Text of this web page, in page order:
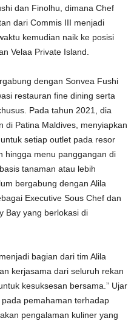
dan Finolhu, dimana Chef
dari Commis III menjadi
kemudian naik ke posisi
Velaa Private Island.
dengan Sonvea Fushi
restauran fine dining serta
Pada tahun 2021, dia
di Patina Maldives, menyiapkan
setiap outlet pada resor
hingga menu panggangan di
tanaman atau lebih
bergabung dengan Alila
Executive Sous Chef dan
Bay yang berlokasi di
bagian dari tim Alila
kerjasama dari seluruh rekan
kesuksesan bersama.” Ujar
pemahaman terhadap
pengalaman kuliner yang